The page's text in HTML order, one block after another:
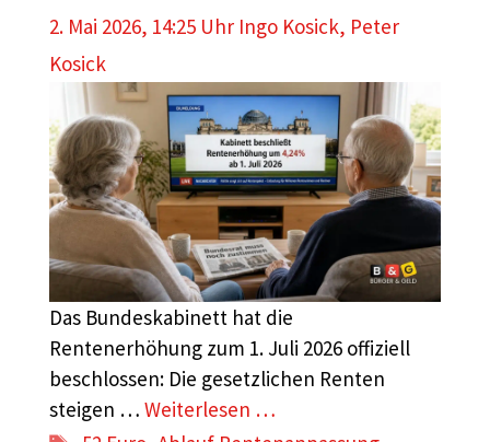
2. Mai 2026, 14:25 Uhr Ingo Kosick, Peter
Kosick
Das Bundeskabinett hat die
Rentenerhöhung zum 1. Juli 2026 offiziell
beschlossen: Die gesetzlichen Renten
steigen … Weiterlesen …